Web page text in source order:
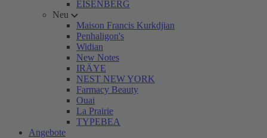
EISENBERG
Neu
Maison Francis Kurkdjian
Penhaligon's
Widian
New Notes
IRÄYE
NEST NEW YORK
Farmacy Beauty
Ouai
La Prairie
TYPEBEA
Angebote